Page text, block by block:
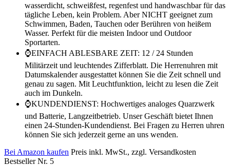
wasserdicht, schweißfest, regenfest und handwaschbar für das
tägliche Leben, kein Problem. Aber NICHT geeignet zum
Schwimmen, Baden, Tauchen oder Berühren von heißem
Wasser. Perfekt für die meisten Indoor und Outdoor
Sportarten.
⌚EINFACH ABLESBARE ZEIT: 12 / 24 Stunden
Militärzeit und leuchtendes Zifferblatt. Die Herrenuhren mit
Datumskalender ausgestattet können Sie die Zeit schnell und
genau zu sagen. Mit Leuchtfunktion, leicht zu lesen die Zeit
auch im Dunkeln.
⌚KUNDENDIENST: Hochwertiges analoges Quarzwerk
und Batterie, Langzeitbetrieb. Unser Geschäft bietet Ihnen
einen 24-Stunden-Kundendienst. Bei Fragen zu Herren uhren
können Sie sich jederzeit gerne an uns wenden.
Bei Amazon kaufen Preis inkl. MwSt., zzgl. Versandkosten
Bestseller Nr. 5